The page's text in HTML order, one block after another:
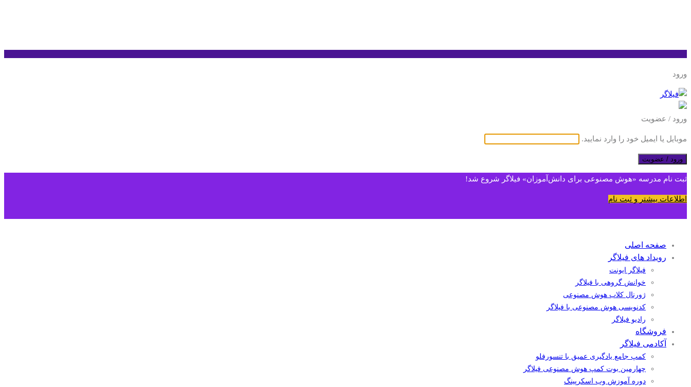
ورود
ورود / عضویت
موبایل یا ایمیل خود را وارد نمایید.
ورود / عضویت
ثبت نام مدرسه «هوش مصنوعی برای دانش‌آموزان» فیلاگر شروع شد!
اطلاعات بیشتر و ثبت نام
صفحه اصلی
رویداد های فیلاگر
فیلاگر ایونت
خوانش گروهی با فیلاگر
ژورنال کلاب هوش مصنوعی
کدنویسی هوش مصنوعی با فیلاگر
رادیو فیلاگر
فروشگاه
آکادمی فیلاگر
کمپ جامع یادگیری عمیق با تنسورفلو
چهارمین بوت کمپ هوش مصنوعی فیلاگر
دوره آموزش وب اسکرپینگ